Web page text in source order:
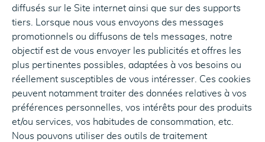
diffusés sur le Site internet ainsi que sur des supports
tiers. Lorsque nous vous envoyons des messages
promotionnels ou diffusons de tels messages, notre
objectif est de vous envoyer les publicités et offres les
plus pertinentes possibles, adaptées à vos besoins ou
réellement susceptibles de vous intéresser. Ces cookies
peuvent notamment traiter des données relatives à vos
préférences personnelles, vos intérêts pour des produits
et/ou services, vos habitudes de consommation, etc.
Nous pouvons utiliser des outils de traitement